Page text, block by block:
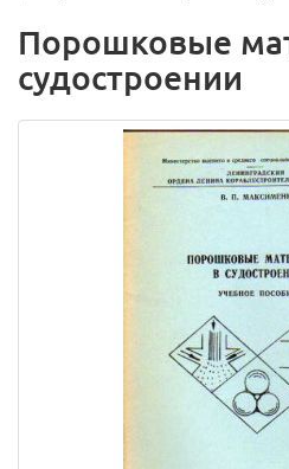
Порошковые
судостроении